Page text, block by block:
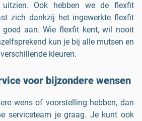
Ook hebben we de flexfit
zich dankzij het ingewerkte flexfit
goed aan. Wie flexfit kent, wil nooit
kun je bij alle mutsen en
kleuren.
voor bijzondere wensen
wens of voorstelling hebben, dan
serviceteam je graag. Je kunt ook